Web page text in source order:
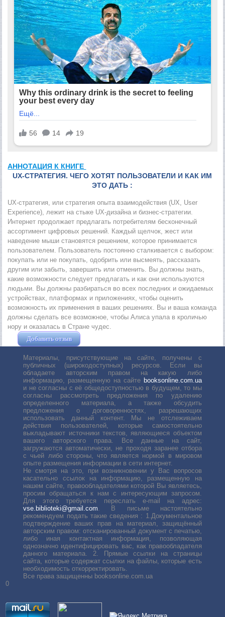
АННОТАЦИЯ К КНИГЕ
UX-СТРАТЕГИЯ. ЧЕГО ХОТЯТ ПОЛЬЗОВАТЕЛИ И КАК ИМ
ЭТО ДАТЬ :
UX-стратегия, или стратегия опыта взаимодействия (UX, User
Experience), лежит на стыке UX-дизайна и бизнес-стратегии.
Интернет продолжает предлагать потребителям бесконечный
ассортимент цифровых решений. Каждый щелчок, жест или
наведение мыши становятся решением, которое принимается
пользователем. Пользователь постоянно сталкивается с выбором:
покупать или не покупать, одобрить или высмеять, рассказать
другим или забыть, завершить или отменить. Вы должны знать,
какие возможности следует предлагать и как они используются
людьми. Вы должны разбираться во всех последних и ожидаемых
устройствах, платформах и приложениях, чтобы оценить
возможность их применения в ваших решениях. Вы и ваша команда
должны сделать все возможное, чтобы Алиса упала в кроличью
нору и оказалась в Стране чудес.
Добавить отзыв
Материалы, присутствующие на сайте, получены с
публичных (широкодоступных) ресурсов. Если вы
обладаете авторским правом на какую либо
информацию, размещенную на сайте booksonline.com.ua
и не согласны с её общедоступностью в будущем, то мы
согласны рассмотреть предложения по удалению
определенного материала, а также обсудить
предложения о договоренностях, разрешающих
использовать данный контент. Мы не отслеживаем
действия пользователей, которые самостоятельно
выкладывают источники текстов, являющиеся объектом
вашего авторского права. Все данные на сайт,
загружаются автоматически, не проходя заранее отбора
с чьей либо стороны, что является нормой в мировом
опыте размещения информации в сети интернет.
Не смотря на это, при возникновении у Вас вопросов
касательно ссылок на информацию, размещенную на
нашем сайте, правообладателями которой Вы являетесь,
просим обращаться к нам с интересующим запросом.
Для этого требуется переслать е-mail на адрес:
vse.biblioteki@gmail.com. В письме настоятельно
рекомендуем подать такие сведения : 1.Документальное
подтверждение ваших прав на материал, защищённый
авторским правом: отсканированный документ с печатью,
либо иная контактная информация, позволяющая
однозначно идентифицировать вас, как правообладателя
данного материала. 2. Прямые ссылки на страницы
сайта, которые содержат ссылки на файлы, которые есть
необходимость откорректировать.
Все права защищенны booksonline.com.ua
0